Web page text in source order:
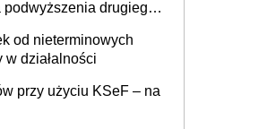
podwyższenia drugiego
od nieterminowych
w działalności
przy użyciu KSeF – na